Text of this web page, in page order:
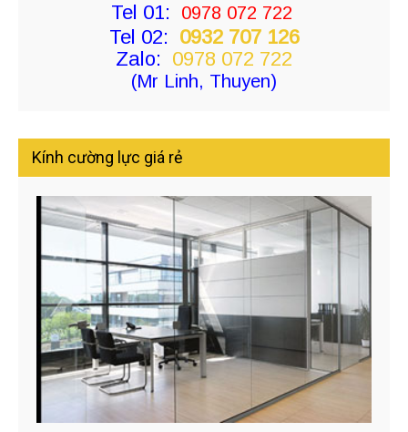
Tel 01: 0978 072 722
Tel 02: 0932 707 126
Zalo: 0978 072 722
(Mr Linh, Thuyen)
Kính cường lực giá rẻ